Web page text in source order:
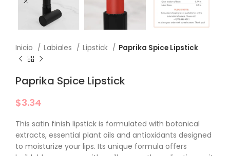
Inicio Labiales Lipstick Paprika Spice Lipstick
Paprika Spice Lipstick
$3.34
This satin finish lipstick is formulated with botanical
extracts, essential plant oils and antioxidants designed
to moisturize your lips. Its unique formula offers